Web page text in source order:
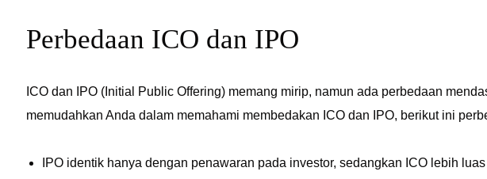
Perbedaan ICO dan IPO
ICO dan IPO (Initial Public Offering) memang mirip, namun ada perbedaan
memudahkan Anda dalam memahami membedakan ICO dan IPO, berikut ini
IPO identik hanya dengan penawaran pada investor, sedangkan ICO lebih